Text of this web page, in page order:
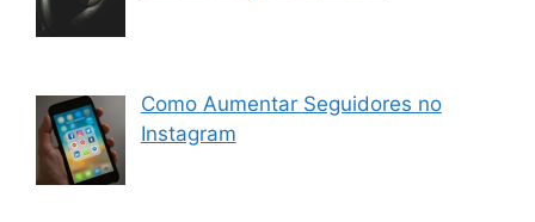
Como Aumentar Seguidores no
Instagram